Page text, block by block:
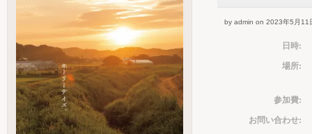
by admin on 2023年5月11
日時:
場所:
参加費:
お問い合わせ: